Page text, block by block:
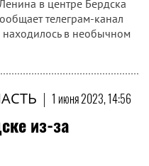
в центре Бердска
телеграм-канал
находилось в необычном
| 1 июня 2023, 14:56
из-за